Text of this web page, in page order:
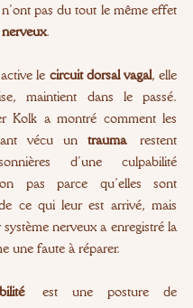
pas du tout le même effet
.
le circuit dorsal vagal, elle
maintient dans le passé.
Kolk a montré comment les
vécu un trauma restent
d’une culpabilité
pas parce qu’elles sont
ce qui leur est arrivé, mais
nerveux a enregistré la
une faute à réparer.
est une posture de